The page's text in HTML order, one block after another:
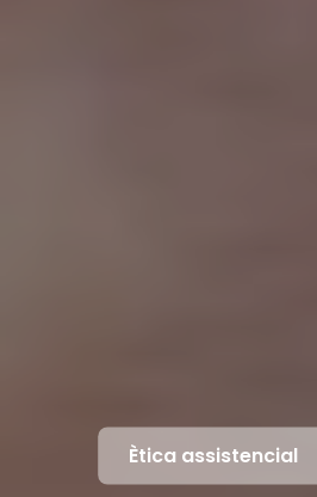
Ètica assistencial